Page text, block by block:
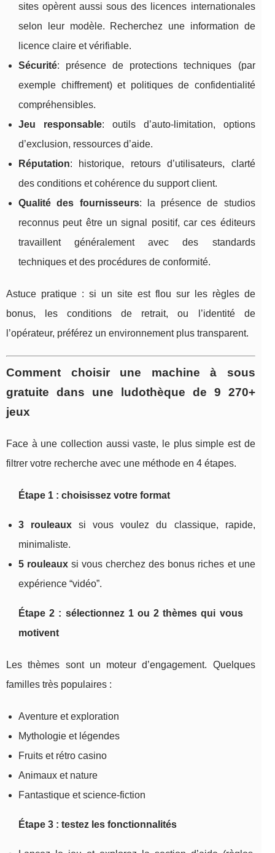
sites opèrent aussi sous des licences internationales
selon leur modèle. Recherchez une information de
licence claire et vérifiable.
Sécurité: présence de protections techniques (par
exemple chiffrement) et politiques de confidentialité
compréhensibles.
Jeu responsable: outils d’auto-limitation, options
d’exclusion, ressources d’aide.
Réputation: historique, retours d’utilisateurs, clarté
des conditions et cohérence du support client.
Qualité des fournisseurs: la présence de studios
reconnus peut être un signal positif, car ces éditeurs
travaillent généralement avec des standards
techniques et des procédures de conformité.
Astuce pratique : si un site est flou sur les règles de
bonus, les conditions de retrait, ou l’identité de
l’opérateur, préférez un environnement plus transparent.
Comment choisir une machine à sous
gratuite dans une ludothèque de 9 270+
jeux
Face à une collection aussi vaste, le plus simple est de
filtrer votre recherche avec une méthode en 4 étapes.
Étape 1 : choisissez votre format
3 rouleaux si vous voulez du classique, rapide,
minimaliste.
5 rouleaux si vous cherchez des bonus riches et une
expérience “vidéo”.
Étape 2 : sélectionnez 1 ou 2 thèmes qui vous
motivent
Les thèmes sont un moteur d’engagement. Quelques
familles très populaires :
Aventure et exploration
Mythologie et légendes
Fruits et rétro casino
Animaux et nature
Fantastique et science-fiction
Étape 3 : testez les fonctionnalités